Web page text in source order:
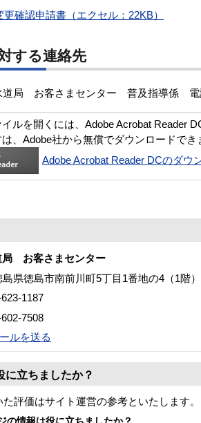
確認申請書（エクセル：22KB）
する連絡先
局 お客さまセンター 普及指導係 電
ルを開くには、Adobe Acrobat Reader
、Adobe社から無償でダウンロードでき
Adobe Acrobat Reader DCのダウ
局 お客さまセンター
県徳島市南前川町5丁目1番地の4（1階）
1187
7508
ルを送る
に立ちましたか？
評価はサイト運営の参考といたします。